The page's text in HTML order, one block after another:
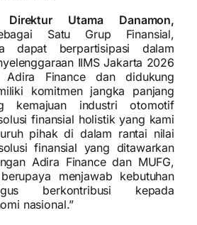
Utama Danamon,
Satu Grup Finansial,
dapat berpartisipasi dalam
IIMS Jakarta 2026
Adira Finance dan didukung
komitmen jangka panjang
kemajuan industri otomotif
finansial holistik yang kami
pihak di dalam rantai nilai
finansial yang ditawarkan
Adira Finance dan MUFG,
menjawab kebutuhan
berkontribusi kepada
nasional.”